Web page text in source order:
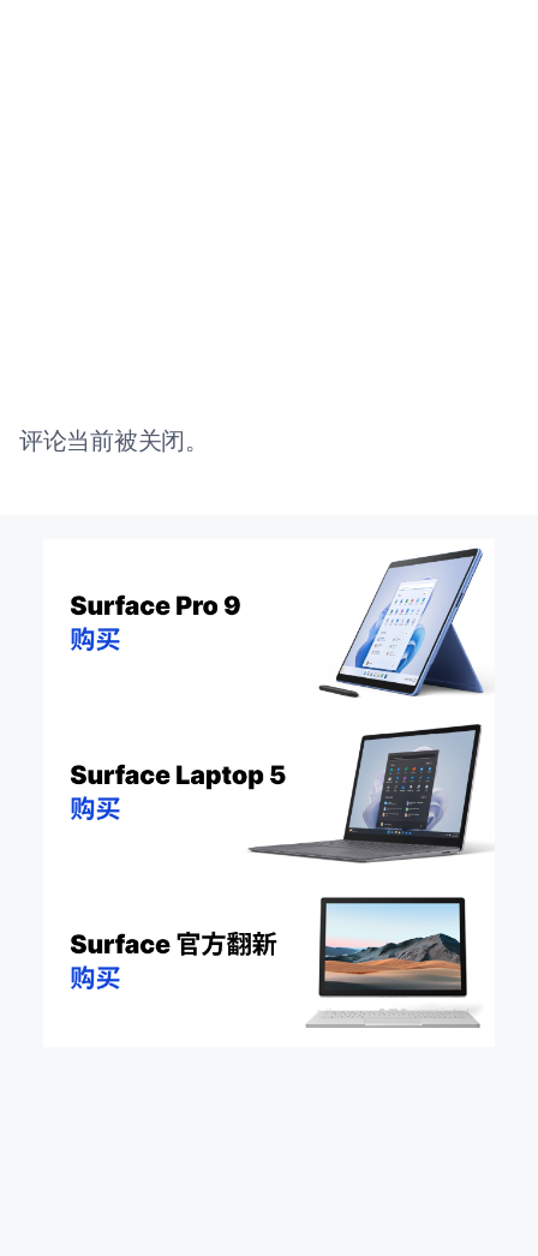
评论当前被关闭。